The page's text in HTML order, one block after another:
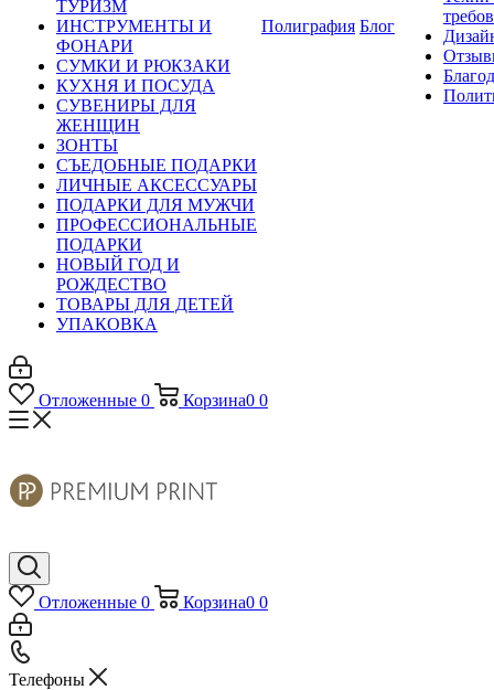
ТУРИЗМ
ИНСТРУМЕНТЫ И
ФОНАРИ
СУМКИ И РЮКЗАКИ
КУХНЯ И ПОСУДА
СУВЕНИРЫ ДЛЯ
ЖЕНЩИН
ЗОНТЫ
СЪЕДОБНЫЕ ПОДАРКИ
ЛИЧНЫЕ АКСЕССУАРЫ
ПОДАРКИ ДЛЯ МУЖЧИ
ПРОФЕССИОНАЛЬНЫЕ
ПОДАРКИ
НОВЫЙ ГОД И
РОЖДЕСТВО
ТОВАРЫ ДЛЯ ДЕТЕЙ
УПАКОВКА
Полиграфия Блог
Отложенные 0 Корзина0 0
Отложенные 0 Корзина0 0
Телефоны